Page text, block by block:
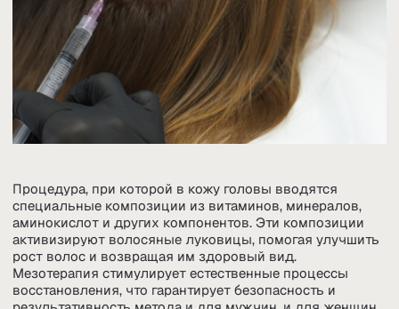
андрогенное облысение
алопеция очаговая, диффузная
себорея и себорейный дерматит
избыточная жирность кожи головы
сухость, ломкость, сечение кончиков
медленный рост волос из-за генетических
особенностей, завивок, окрашиваний и т. п.
нарушение роста волос после беременности
профилактика облысения
ЗАПИСАТЬСЯ НА ПРИЁМ
Противопоказания
период беременности и грудного вскармливания
наличие онкологических заболеваний